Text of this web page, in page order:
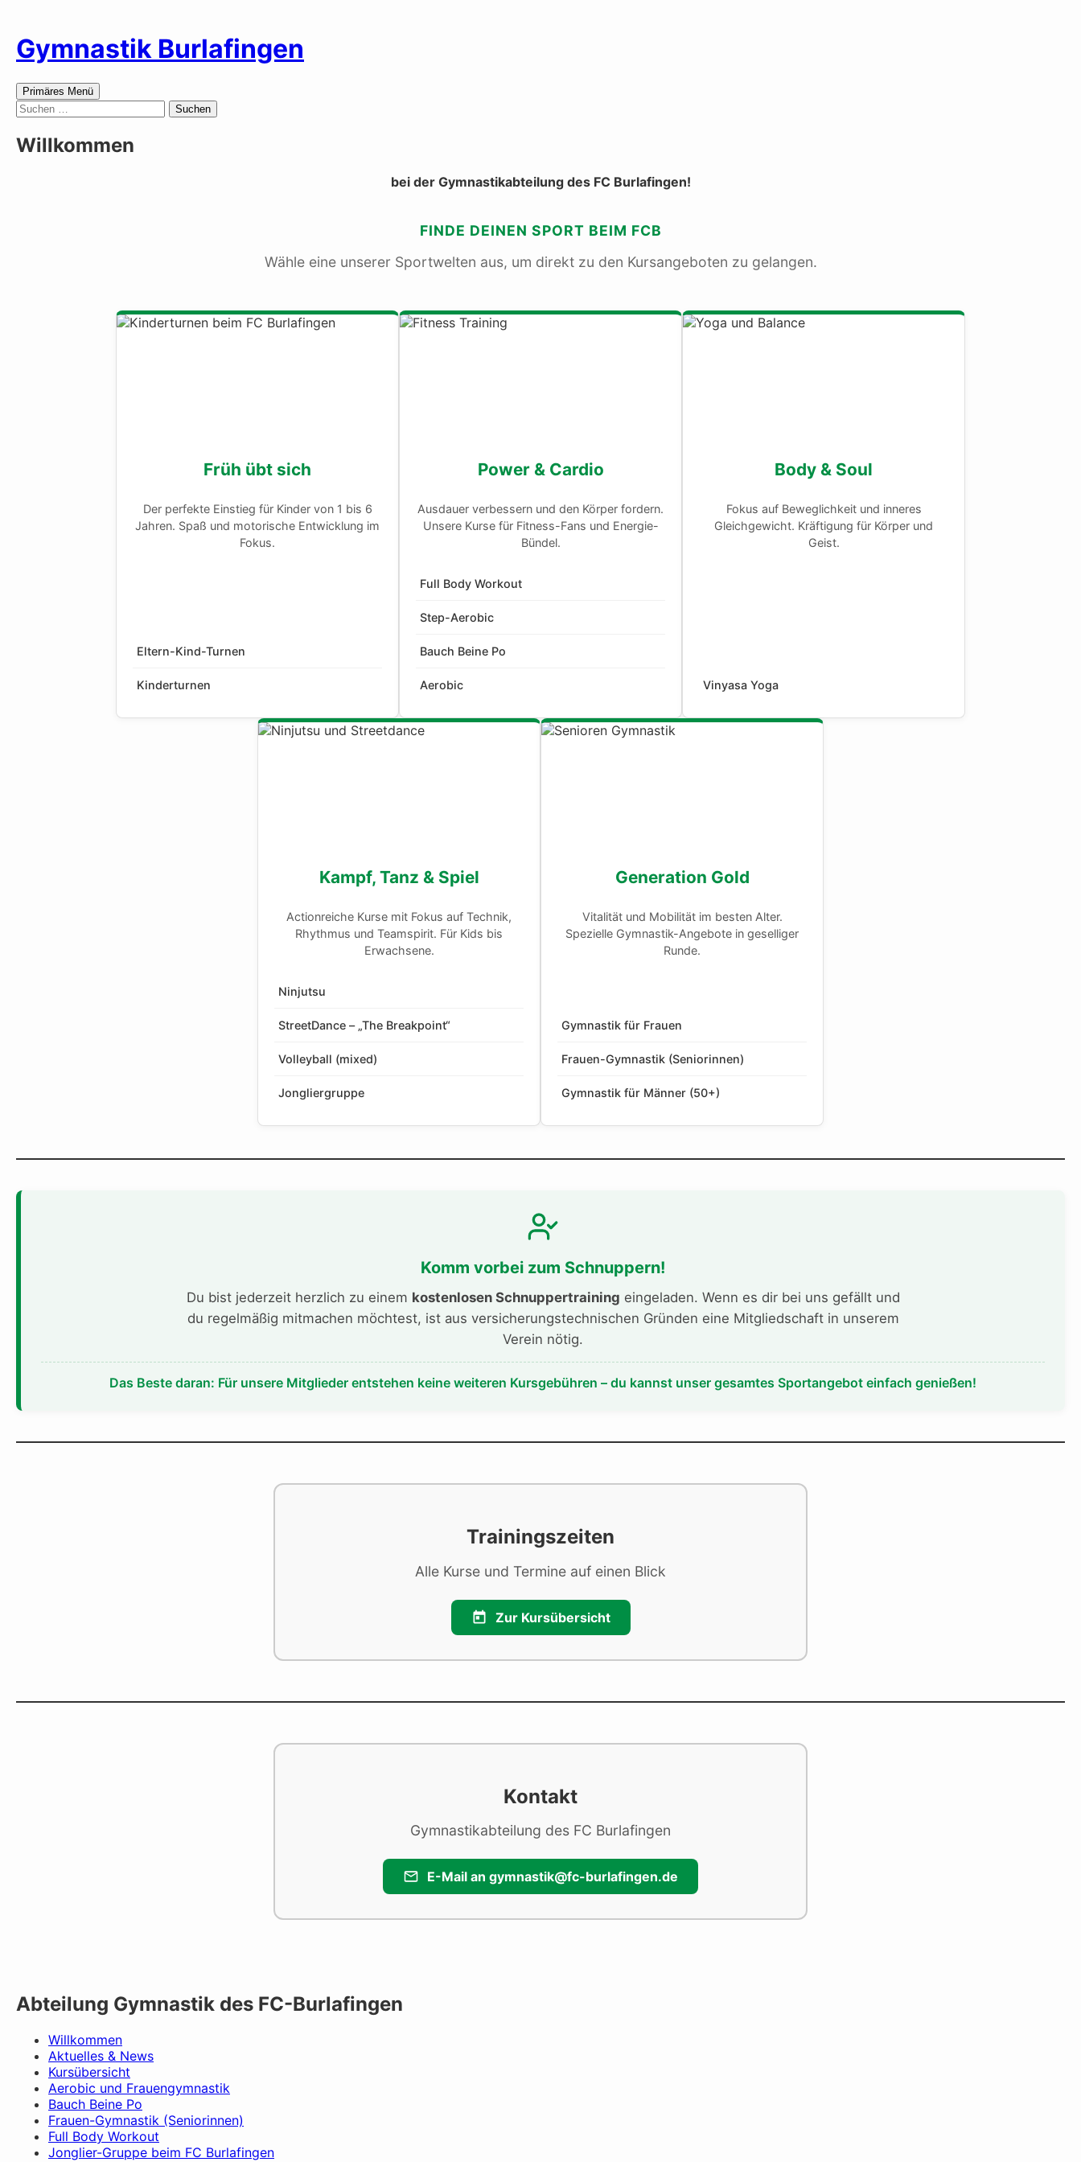
Inhalt
springen
Gymnastik Burlafingen
Suchen
Primäres Menü
Suchen
nach:
Willkommen
bei der Gymnastikabteilung des FC Burlafingen!
FINDE DEINEN SPORT BEIM FCB
Wähle eine unserer Sportwelten aus, um direkt zu den Kursangeboten zu gelangen.
Früh übt sich
Der perfekte Einstieg für Kinder von 1 bis 6
Jahren. Spaß und motorische Entwicklung im
Fokus.
Eltern-Kind-Turnen
Kinderturnen
Power & Cardio
Ausdauer verbessern und den Körper fordern.
Unsere Kurse für Fitness-Fans und Energie-
Bündel.
Full Body Workout
Step-Aerobic
Bauch Beine Po
Aerobic
Body & Soul
Fokus auf Beweglichkeit und inneres
Gleichgewicht. Kräftigung für Körper und
Geist.
Vinyasa Yoga
Kampf, Tanz & Spiel
Actionreiche Kurse mit Fokus auf Technik,
Rhythmus und Teamspirit. Für Kids bis
Erwachsene.
Ninjutsu
StreetDance – „The Breakpoint“
Volleyball (mixed)
Jongliergruppe
Generation Gold
Vitalität und Mobilität im besten Alter.
Spezielle Gymnastik-Angebote in geselliger
Runde.
Gymnastik für Frauen
Frauen-Gymnastik (Seniorinnen)
Gymnastik für Männer (50+)
Komm vorbei zum Schnuppern!
Du bist jederzeit herzlich zu einem kostenlosen Schnuppertraining eingeladen. Wenn es dir bei uns gefällt und
du regelmäßig mitmachen möchtest, ist aus versicherungstechnischen Gründen eine Mitgliedschaft in unserem
Verein nötig.
Das Beste daran: Für unsere Mitglieder entstehen keine weiteren Kursgebühren – du kannst unser gesamtes Sportangebot einfach genießen!
Trainingszeiten
Alle Kurse und Termine auf einen Blick
Zur Kursübersicht
Kontakt
Gymnastikabteilung des FC Burlafingen
E-Mail an gymnastik@fc-burlafingen.de
Abteilung Gymnastik des FC-Burlafingen
Willkommen
Aktuelles & News
Kursübersicht
Aerobic und Frauengymnastik
Bauch Beine Po
Frauen-Gymnastik (Seniorinnen)
Full Body Workout
Jonglier-Gruppe beim FC Burlafingen